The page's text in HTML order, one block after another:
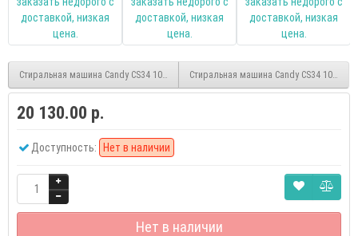
Стиральная машина Candy CS34 1051D1/2-07Стиральная машина Candy CS34 1062D2/
20 130.00 р.
Доступность: Нет в наличии
Нет в наличии